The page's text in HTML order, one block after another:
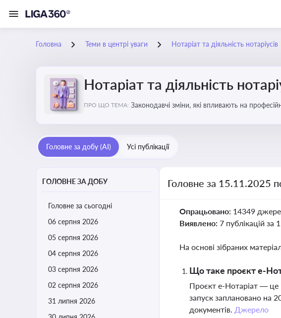
Головна Теми в центрі уваги Нотаріат та діяльність нотаріусів
Нотаріат та діяльність
ПРО ЩО ТЕМА: Законодавчі зміни, які впливають на
Головне за добу (AI) Усі публікації
ГОЛОВНЕ ЗА ДОБУ
Головне за сьогодні
06 серпня 2026
05 серпня 2026
04 серпня 2026
03 серпня 2026
02 серпня 2026
31 липня 2026
Головне за 15.11.2025 по
Опрацьовано: 14349
Виявлено: 7 публікацій за
На основі зібраних
Що таке проєкт е-
Проєкт е-Нотаріат — це
запуск заплановано на
документів. Джерело